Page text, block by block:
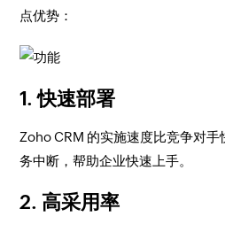
点优势：
1.快速部署
Zoho CRM 的实施速度比竞争对
务中断，帮助企业快速上手。
2. 高采用率